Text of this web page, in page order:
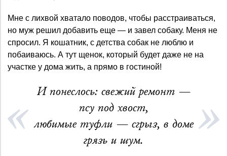
Мне с лихвой хватало поводов, чтобы расстраиваться,
но муж решил добавить еще — и завел собаку. Меня не
спросил. Я кошатник, с детства собак не люблю и
побаиваюсь. А тут щенок, который будет даже не на
участке у дома жить, а прямо в гостиной!
И понеслось: свежий ремонт —
псу под хвост,
любимые туфли — сгрыз, в доме
грязь и шум.